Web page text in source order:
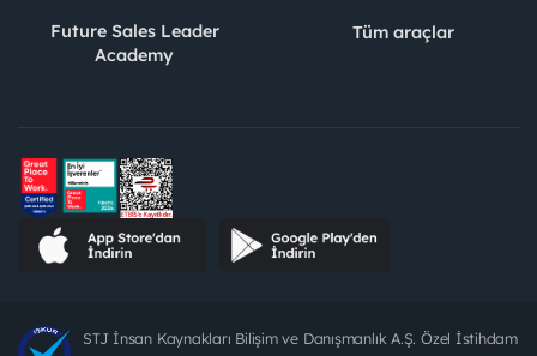
Future Sales Leader
Academy
Tüm araçlar
STJ İnsan Kaynakları Bilişim ve Danışmanlık A.Ş. Özel İstihdam